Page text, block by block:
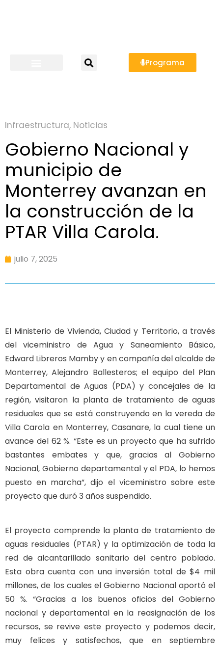
Programa
Infraestructura, Noticias
Gobierno Nacional y
municipio de
Monterrey avanzan en
la construcción de la
PTAR Villa Carola.
julio 7, 2025
El Ministerio de Vivienda, Ciudad y Territorio, a través
del viceministro de Agua y Saneamiento Básico,
Edward Libreros Mamby y en compañía del alcalde de
Monterrey, Alejandro Ballesteros; el equipo del Plan
Departamental de Aguas (PDA) y concejales de la
región, visitaron la planta de tratamiento de aguas
residuales que se está construyendo en la vereda de
Villa Carola en Monterrey, Casanare, la cual tiene un
avance del 62 %. “Este es un proyecto que ha sufrido
bastantes embates y que, gracias al Gobierno
Nacional, Gobierno departamental y el PDA, lo hemos
puesto en marcha”, dijo el viceministro sobre este
proyecto que duró 3 años suspendido.
El proyecto comprende la planta de tratamiento de
aguas residuales (PTAR) y la optimización de toda la
red de alcantarillado sanitario del centro poblado.
Esta obra cuenta con una inversión total de $4 mil
millones, de los cuales el Gobierno Nacional aportó el
50 %. “Gracias a los buenos oficios del Gobierno
nacional y departamental en la reasignación de los
recursos, se revive este proyecto y podemos decir,
muy felices y satisfechos, que en septiembre